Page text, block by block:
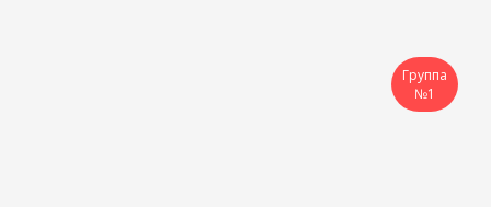
Группа
№1